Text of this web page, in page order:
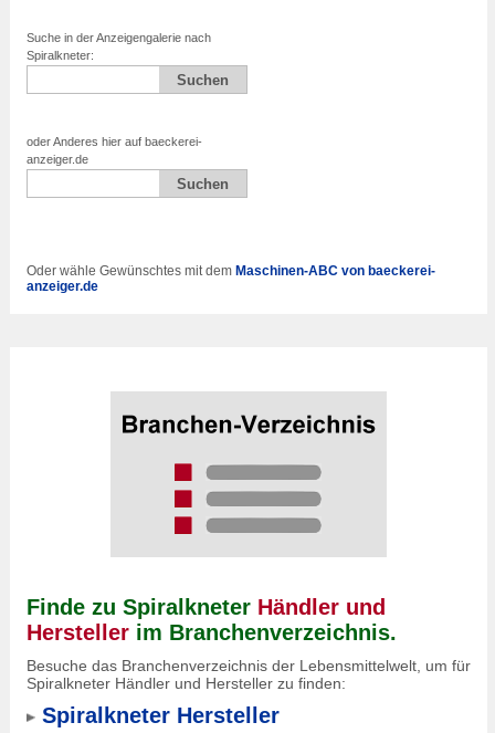
Suche in der Anzeigengalerie nach
Spiralkneter:
oder Anderes hier auf baeckerei-
anzeiger.de
Oder wähle Gewünschtes mit dem Maschinen-ABC von baeckerei-
anzeiger.de
Finde zu Spiralkneter Händler und
Hersteller im Branchenverzeichnis.
Besuche das Branchenverzeichnis der Lebensmittelwelt, um für
Spiralkneter Händler und Hersteller zu finden:
Spiralkneter Hersteller